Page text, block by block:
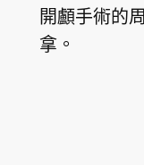
開顱手術的
拿。